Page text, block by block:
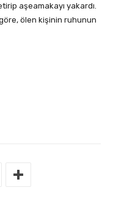
aşeamakayı yakardı.
ölen kişinin ruhunun